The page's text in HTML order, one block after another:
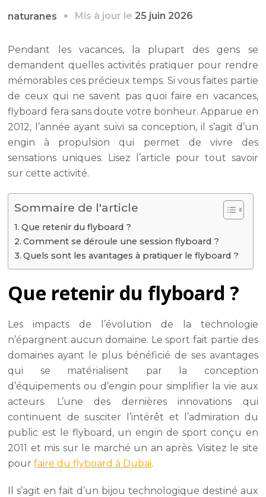
naturanes Mis à jour le25 juin 2026
Pendant les vacances, la plupart des gens se
demandent quelles activités pratiquer pour rendre
mémorables ces précieux temps. Si vous faites partie
de ceux qui ne savent pas quoi faire en vacances,
flyboard fera sans doute votre bonheur. Apparue en
2012, l’année ayant suivi sa conception, il s’agit d’un
engin à propulsion qui permet de vivre des
sensations uniques. Lisez l’article pour tout savoir
sur cette activité.
Sommaire de l'article
Que retenir du flyboard ?
Comment se déroule une session flyboard ?
Quels sont les avantages à pratiquer le flyboard ?
Que retenir du flyboard ?
Les impacts de l’évolution de la technologie
n’épargnent aucun domaine. Le sport fait partie des
domaines ayant le plus bénéficié de ses avantages
qui se matérialisent par la conception
d’équipements ou d’engin pour simplifier la vie aux
acteurs. L’une des dernières innovations qui
continuent de susciter l’intérêt et l’admiration du
public est le flyboard, un engin de sport conçu en
2011 et mis sur le marché un an après. Visitez le site
pourfaire du flyboard à Dubai.
Il s’agit en fait d’un bijou technologique destiné aux